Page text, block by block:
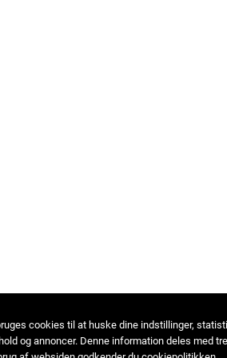
cookies til at huske dine indstillinger,
og annoncer. Denne information deles med